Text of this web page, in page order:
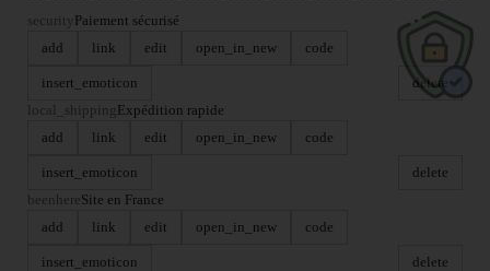
security Paiement sécurisé
add
link edit open_in_new code
insert_emoticon
delete
local_shipping Expédition rapide
add
link edit open_in_new code
insert_emoticon
delete
beenhereSite en France
add
link edit open_in_new code
insert_emoticon
delete